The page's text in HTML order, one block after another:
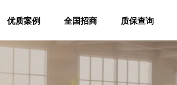
优质案例 全国招商 质保查询